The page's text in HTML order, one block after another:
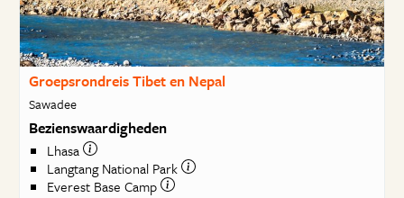
Groepsrondreis Tibet en Nepal
Sawadee
Bezienswaardigheden
Lhasa
Langtang National Park
Everest Base Camp